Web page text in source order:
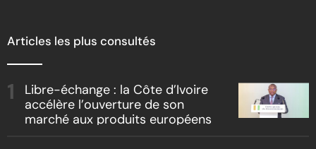
Articles les plus consultés
Libre-échange : la Côte d’Ivoire
accélère l’ouverture de son
marché aux produits européens